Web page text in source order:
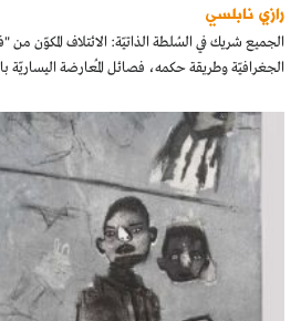
كتّابنا
الأرشيف
رازي نابلسي
الجميع شريك في السُلطة الذاتيّة: الائتلاف المكوّن
الجغرافيّة وطريقة حكمه، فصائل المُعارضة اليساريّة